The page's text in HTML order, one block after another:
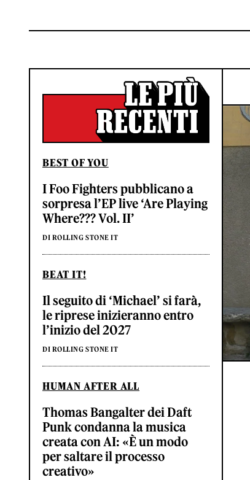
BEST OF YOU
I Foo Fighters pubblicano a
sorpresa l’EP live ‘Are Playing
Where??? Vol. II’
DI ROLLING STONE IT
BEAT IT!
Il seguito di ‘Michael’ si farà,
le riprese inizieranno entro
l’inizio del 2027
DI ROLLING STONE IT
HUMAN AFTER ALL
Thomas Bangalter dei Daft
Punk condanna la musica
creata con AI: «È un modo
per saltare il processo
creativo»